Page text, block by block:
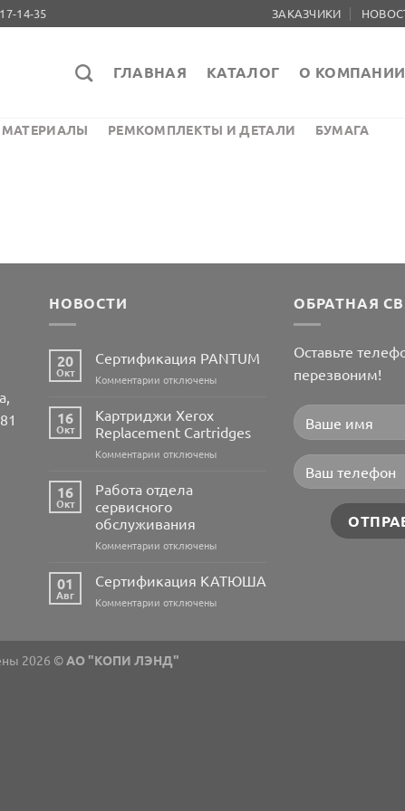
14-35 ЗАКАЗЧИКИ
ГЛАВНАЯ КАТАЛОГ О КОМПАНИИ
РЕМКОМПЛЕКТЫ И ДЕТАЛИ БУМАГА
НОВОСТИ
20
Окт
Сертификация PANTUM
Комментарии к
Сертификация
PANTUM
отключены
16
Окт
Картриджи Xerox
Replacement Cartridges
Комментарии к
Xerox
Replacement
Cartridges
отключены
16
Окт
Работа отдела
сервисного
обслуживания
Комментарии к
отдела
сервисного
отключены
01
Авг
Сертификация КАТЮША
Комментарии котключены
ОБРАТНАЯ
Оставьте
перезвоним!
2026 ©АО "КОПИ ЛЭНД"